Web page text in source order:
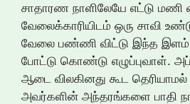
சாதாரண நாளிலேயே எட்டு மணி
வேலைக்காரியிடம் ஒரு சாவி
வேலை பண்ணி விட்டு இந்த இளம்
போட்டு கொண்டு எழுப்புவாள்.
ஆடை விலகினது கூட
அவர்களின் அந்தரங்களை பாதி